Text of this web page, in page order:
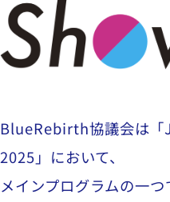
BlueRebirth協議会は
2025」において、
メインプログラムの一